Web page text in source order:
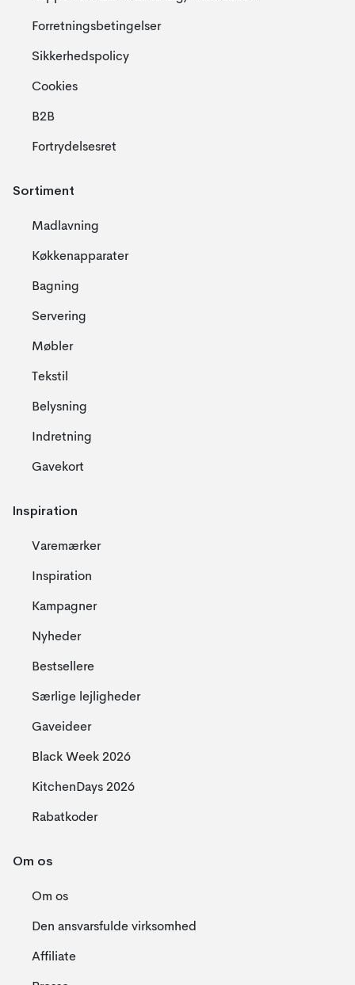
Forretningsbetingelser
Sikkerhedspolicy
Cookies
B2B
Fortrydelsesret
Sortiment
Madlavning
Køkkenapparater
Bagning
Servering
Møbler
Tekstil
Belysning
Indretning
Gavekort
Inspiration
Varemærker
Inspiration
Kampagner
Nyheder
Bestsellere
Særlige lejligheder
Gaveideer
Black Week 2026
KitchenDays 2026
Rabatkoder
Om os
Om os
Den ansvarsfulde virksomhed
Affiliate